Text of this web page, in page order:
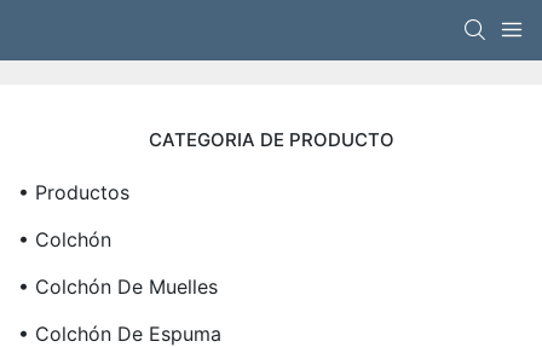
CATEGORIA DE PRODUCTO
• Productos
• Colchón
• Colchón De Muelles
• Colchón De Espuma